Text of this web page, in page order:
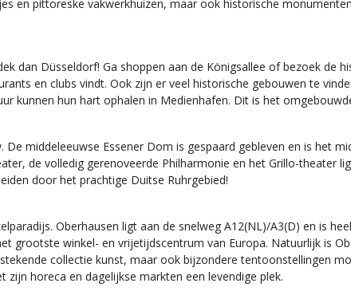
en pittoreske vakwerkhuizen, maar ook historische
dan Düsseldorf! Ga shoppen aan de Königsallee of bezoek de
en clubs vindt. Ook zijn er veel historische gebouwen te
kunnen hun hart ophalen in Medienhafen. Dit is het
middeleeuwse Essener Dom is gespaard gebleven en is het
de volledig gerenoveerde Philharmonie en het Grillo-theater
door het prachtige Duitse Ruhrgebied!
Oberhausen ligt aan de snelweg A12(NL)/A3(D) en is
winkel- en vrijetijdscentrum van Europa. Natuurlijk is
collectie kunst, maar ook bijzondere tentoonstellingen
horeca en dagelijkse markten een levendige plek.